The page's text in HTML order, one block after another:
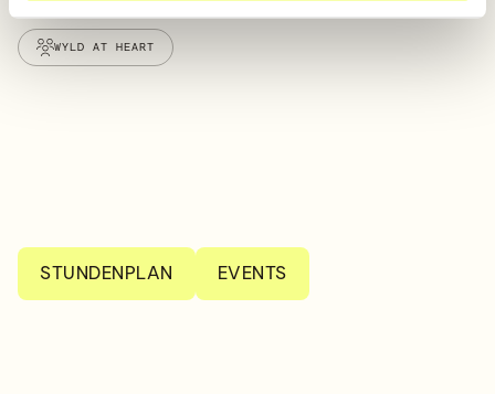
WYLD AT HEART
STUNDENPLAN EVENTS